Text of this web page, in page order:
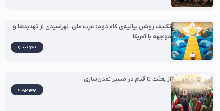
تکلیف روشن بیانیه‌ی گام دوم: عزت ملی، نهراسیدن از تهدیدها و
مواجهه با آمریکا
بخوانید
از بعثت تا قیام در مسیر تمدن‌سازی
بخوانید